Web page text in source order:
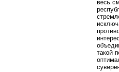
весь
такой